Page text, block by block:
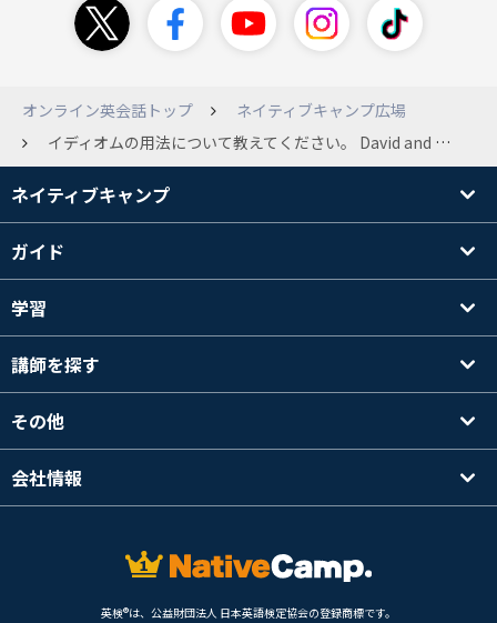
オンライン英会話トップ
ネイティブキャンプ広場
イディオムの用法について教えてください。 David and Goliath. 上記について、英英辞書等では、「力に差がある2者間が戦うこと」と書かれており、synonymではunderdogがよく挙げられています。 この場合、①Goliathが勝つ＝当初からDavidにとって勝ち目のないことを表しているんでしょうか。 それとも②勝ち負けが当初からハッキリしている事象が最終的に裏目に出ることを意味するのでしょうか。 神話上では、勝ち目のなさそうなDavidが勝利すると思うのです、背景を鑑みると②のニュアンスが正しい気がしますが。このイディオムに含まれるニュアンスがハッキリしません。どなたか分かる方、ご教示いただけませんでしょうか。
ネイティブキャンプ
ガイド
学習
講師を探す
その他
会社情報
英検®は、公益財団法人 日本英語検定協会の登録商標です。